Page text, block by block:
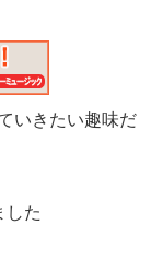
いきたい趣味だ
した